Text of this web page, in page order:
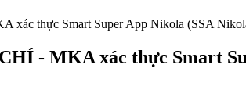
thực Smart Super App Nikola (SSA
- MKA xác thực Smart